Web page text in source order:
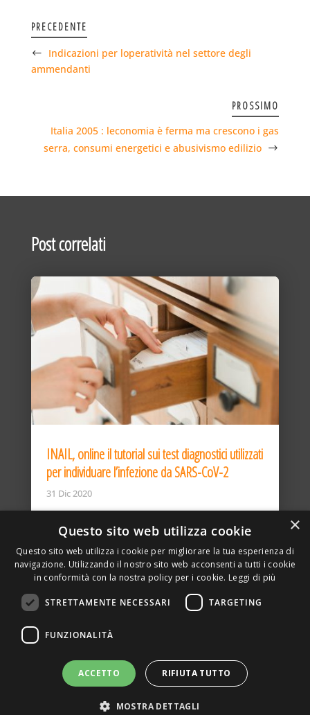
PRECEDENTE
Indicazioni per loperatività nel settore degli
ammendanti
PROSSIMO
Italia 2005 : leconomia è ferma ma crescono i gas
serra, consumi energetici e abusivismo edilizio
Post correlati
INAIL, online il tutorial sui test diagnostici utilizzati
per individuare l’infezione da SARS-CoV-2
31 Dic 2020
DELLA TORRE, 15 – 20127 – MILANO – P. IVA
SITO REALIZZATO DA GRAFICAEFOTO WEB AGENCY –
PARTNER SINTEL
×
Questo sito web utilizza cookie
Questo sito web utilizza i cookie per migliorare la tua esperienza di
navigazione. Utilizzando il nostro sito web acconsenti a tutti i cookie
in conformità con la nostra policy per i cookie. Leggi di più
STRETTAMENTE NECESSARI TARGETING
FUNZIONALITÀ
ACCETTO RIFIUTA TUTTO
MOSTRA DETTAGLI